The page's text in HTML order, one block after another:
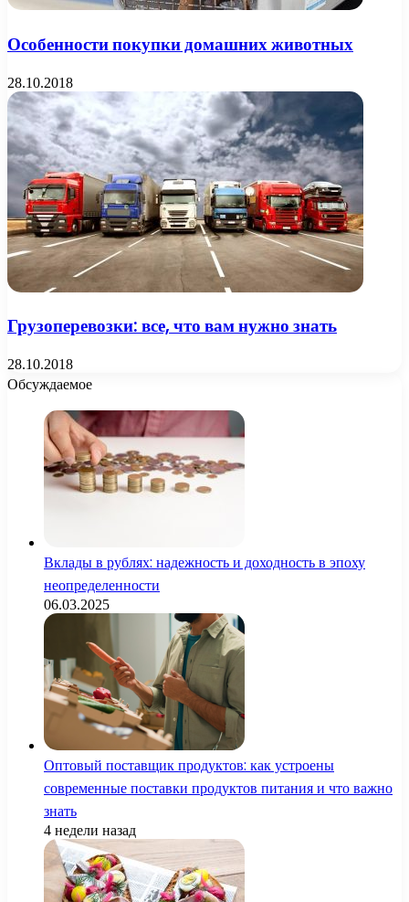
Особенности покупки домашних животных
28.10.2018
Грузоперевозки: все, что вам нужно знать
28.10.2018
Обсуждаемое
Вклады в рублях: надежность и доходность в эпоху
неопределенности
06.03.2025
Оптовый поставщик продуктов: как устроены
современные поставки продуктов питания и что важно
знать
4 недели назад